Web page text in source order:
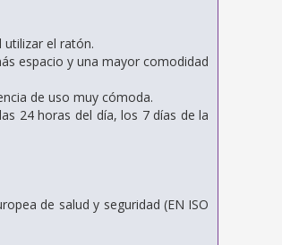
el ratón.
espacio y una mayor comodidad
de uso muy cómoda.
24 horas del día, los 7 días de la
de salud y seguridad (EN ISO